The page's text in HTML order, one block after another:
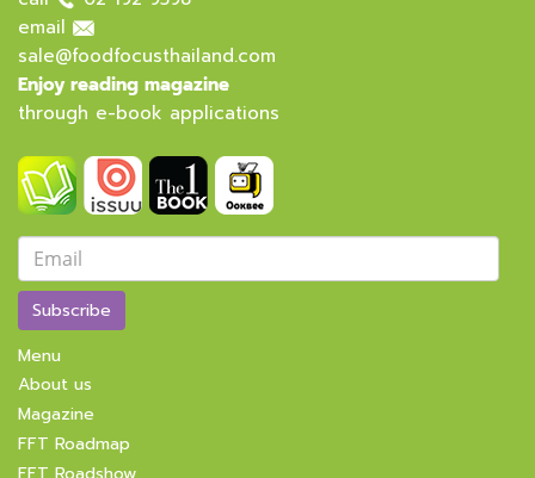
email
sale@foodfocusthailand.com
Enjoy reading magazine
through e-book applications
Subscribe
Menu
About us
Magazine
FFT Roadmap